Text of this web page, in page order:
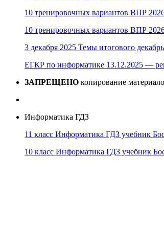
10 тренировочных вариантов ВПР
10 тренировочных вариантов ВПР
3 декабря 2025 Темы итогового
ЕГКР по информатике 13.12.2025 —
ЗАПРЕЩЕНО копирование
Информатика ГДЗ
11 класс Информатика ГДЗ учебник
10 класс Информатика ГДЗ учебник